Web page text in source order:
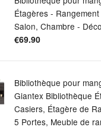
Étagères -
Salon, Chambre -
€69.90
Bibliothèque pour
Giantex Bibliothèque
Casiers, Étagère de
5 Portes, Meuble de